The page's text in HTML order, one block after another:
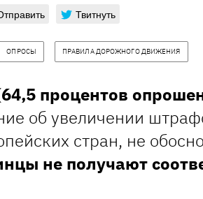
Твитнуть
ОПРОСЫ ПРАВИЛА ДОРОЖНОГО ДВИЖЕНИЯ
64,5 процентов
об увеличении
стран, не
не получают